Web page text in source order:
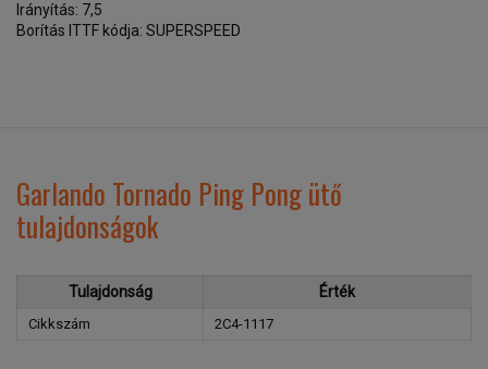
Irányítás: 7,5
Borítás ITTF kódja: SUPERSPEED
Garlando Tornado Ping Pong ütő
tulajdonságok
Tulajdonság Érték
Cikkszám 2C4-1117